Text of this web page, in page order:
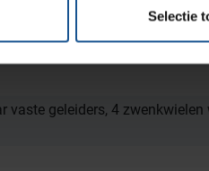
Selectie
vaste geleiders, 4